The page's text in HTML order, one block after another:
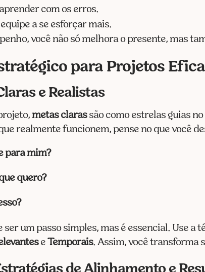
com os erros.
a se esforçar mais.
você não só melhora o presente, mas
para Projetos
e Realistas
metas clarassão como estrelas guias
realmente funcionem, pense no que você
para mim?
quero?
ser um passo simples, mas é essencial. Use a
eTemporais. Assim, você transforma